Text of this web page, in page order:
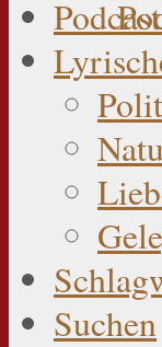
Suchen